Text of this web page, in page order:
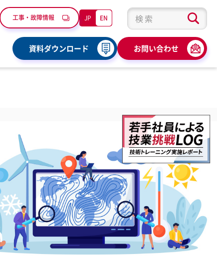
検索キーワード入力
工事・故障情報 JP EN
資料ダウンロード お問い合わせ